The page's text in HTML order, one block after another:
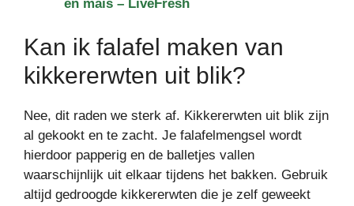
en maïs – LiveFresh
Kan ik falafel maken van
kikkererwten uit blik?
Nee, dit raden we sterk af. Kikkererwten uit blik zijn
al gekookt en te zacht. Je falafelmengsel wordt
hierdoor papperig en de balletjes vallen
waarschijnlijk uit elkaar tijdens het bakken. Gebruik
altijd gedroogde kikkererwten die je zelf geweekt